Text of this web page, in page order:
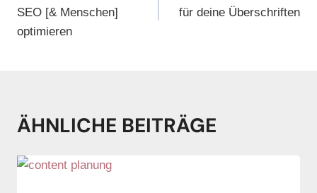
SEO [& Menschen]
optimieren
für deine Überschriften
ÄHNLICHE BEITRÄGE